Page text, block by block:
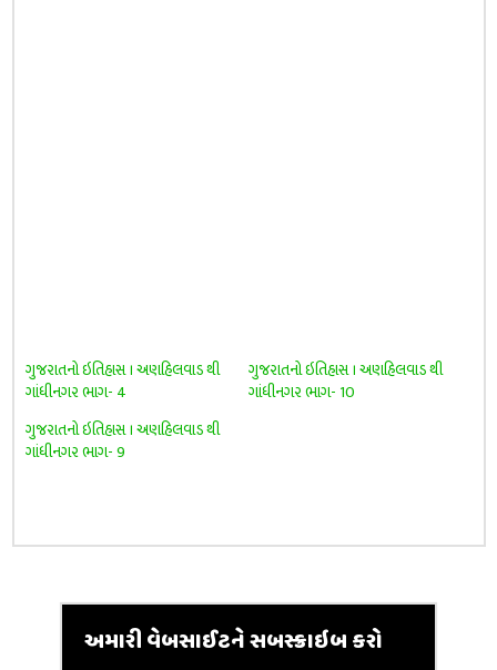
ગુજરાતનો ઇતિહાસ । અણહિલવાડ થી
ગાંધીનગર ભાગ- 4
ગુજરાતનો ઇતિહાસ । અણહિલવાડ થી
ગાંધીનગર ભાગ- 10
ગુજરાતનો ઇતિહાસ । અણહિલવાડ થી
ગાંધીનગર ભાગ- 9
અમારી વેબસાઈટને સબસ્ક્રાઇબ કરો